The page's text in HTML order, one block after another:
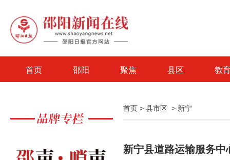
首页 邵阳 聚焦 县区 教
首页 > 县市区 > 新宁
新宁县道路运输服务